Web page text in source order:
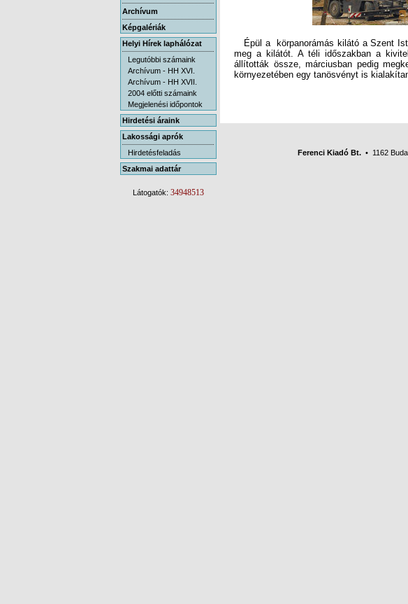
Archívum
Képgalériák
Helyi Hírek laphálózat
Legutóbbi számaink
Archívum - HH XVI.
Archívum - HH XVII.
2004 előtti számaink
Megjelenési időpontok
Hirdetési áraink
Lakossági aprók
Hirdetésfeladás
Szakmai adattár
Látogatók: 34948513
Épül a körpanorámás kilátó a Szent
meg a kilátót. A téli időszakban a
állították össze, márciusban pedig
környezetében egy tanösvényt is
Ferenci Kiadó Bt. • 1162